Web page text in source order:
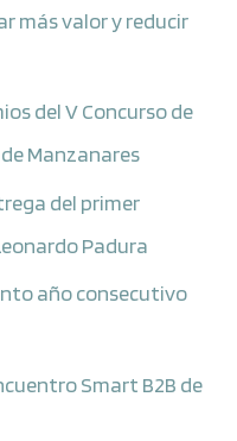
más valor y reducir
del V Concurso de
Manzanares
del primer
Padura
año consecutivo
Smart B2B de